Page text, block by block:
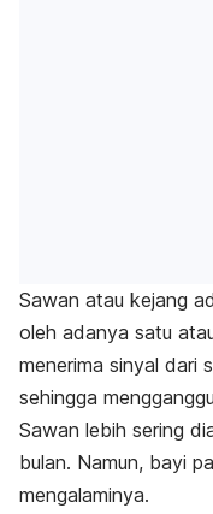
Sawan atau kejang
oleh adanya satu
menerima sinyal dari
sehingga
Sawan lebih sering
bulan. Namun, bayi
mengalaminya.